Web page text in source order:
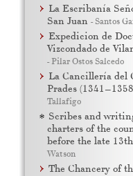
La Escribanía
San Juan - Santos
Expedicion de
Vizcondado de
-Pilar Ostos Salcedo
La Cancillería del
Prades
Tallafigo
Scribes and
charters of the
before the late
Watson
The Chancery of